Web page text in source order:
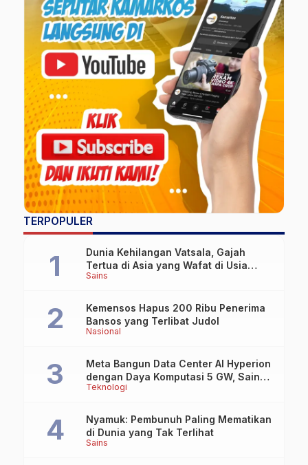
TERPOPULER
Sains
Dunia Kehilangan Vatsala, Gajah
Tertua di Asia yang Wafat di Usia
Lebih dari 100 Tahun
Nasional
Kemensos Hapus 200 Ribu Penerima
Bansos yang Terlibat Judol
Teknologi
Meta Bangun Data Center AI Hyperion
dengan Daya Komputasi 5 GW, Saingi
OpenAI dan Google
Sains
Nyamuk: Pembunuh Paling Mematikan
di Dunia yang Tak Terlihat